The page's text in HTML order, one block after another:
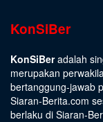
KonSiBer
KonSiBeradalah
merupakan
bertanggung-jawab
Siaran-Berita.com
berlaku di Siaran-